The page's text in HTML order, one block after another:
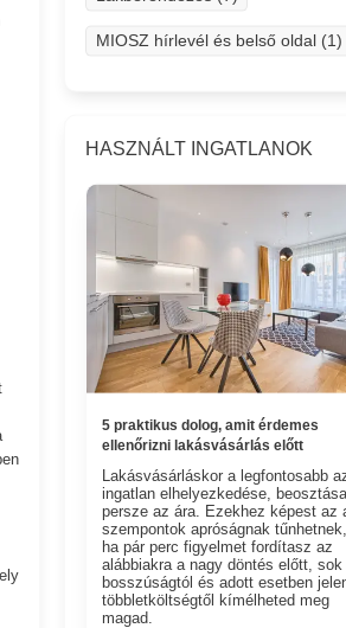
MIOSZ hírlevél és belső oldal (1)
HASZNÁLT INGATLANOK
5 praktikus dolog, amit érdemes
ellenőrizni lakásvásárlás előtt
Lakásvásárláskor a legfontosabb
ingatlan elhelyezkedése,
persze az ára. Ezekhez képest az
szempontok apróságnak
ha pár perc figyelmet fordítasz az
alábbiakra a nagy döntés előtt, sok
bosszúságtól és adott esetben
többletköltségtől kímélheted meg
magad.